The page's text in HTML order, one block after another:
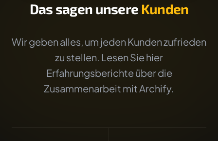
Das sagen unsere Kunden
Wir geben alles, um jeden Kunden zufrieden
zu stellen. Lesen Sie hier
Erfahrungsberichte über die
Zusammenarbeit mit Archify.